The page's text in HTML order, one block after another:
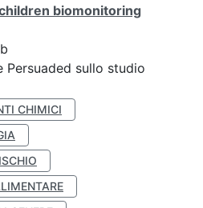
biomonitoring
Persuaded sullo studio
CHIMICI